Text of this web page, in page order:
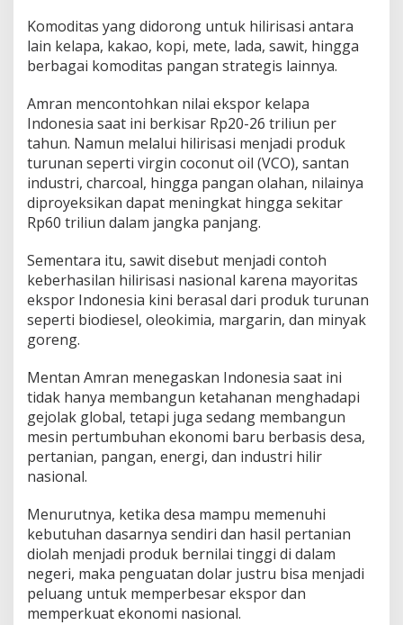
Komoditas yang didorong untuk hilirisasi antara
lain kelapa, kakao, kopi, mete, lada, sawit, hingga
berbagai komoditas pangan strategis lainnya.
Amran mencontohkan nilai ekspor kelapa
Indonesia saat ini berkisar Rp20-26 triliun per
tahun. Namun melalui hilirisasi menjadi produk
turunan seperti virgin coconut oil (VCO), santan
industri, charcoal, hingga pangan olahan, nilainya
diproyeksikan dapat meningkat hingga sekitar
Rp60 triliun dalam jangka panjang.
Sementara itu, sawit disebut menjadi contoh
keberhasilan hilirisasi nasional karena mayoritas
ekspor Indonesia kini berasal dari produk turunan
seperti biodiesel, oleokimia, margarin, dan minyak
goreng.
Mentan Amran menegaskan Indonesia saat ini
tidak hanya membangun ketahanan menghadapi
gejolak global, tetapi juga sedang membangun
mesin pertumbuhan ekonomi baru berbasis desa,
pertanian, pangan, energi, dan industri hilir
nasional.
Menurutnya, ketika desa mampu memenuhi
kebutuhan dasarnya sendiri dan hasil pertanian
diolah menjadi produk bernilai tinggi di dalam
negeri, maka penguatan dolar justru bisa menjadi
peluang untuk memperbesar ekspor dan
memperkuat ekonomi nasional.